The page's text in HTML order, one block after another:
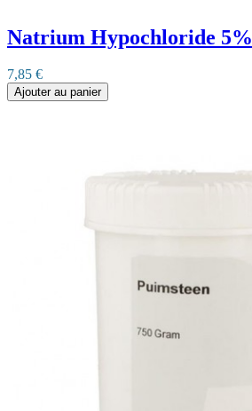
Natrium Hypochloride 5%
7,85 €
Ajouter au panier